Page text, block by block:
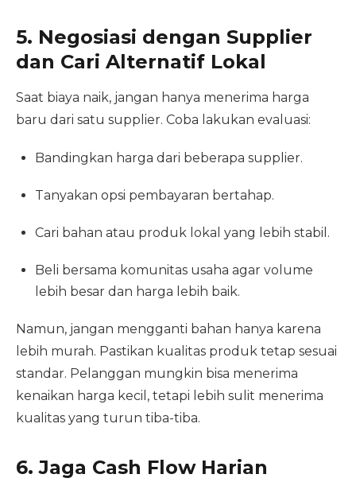
5. Negosiasi dengan Supplier
dan Cari Alternatif Lokal
Saat biaya naik, jangan hanya menerima harga
baru dari satu supplier. Coba lakukan evaluasi:
Bandingkan harga dari beberapa supplier.
Tanyakan opsi pembayaran bertahap.
Cari bahan atau produk lokal yang lebih stabil.
Beli bersama komunitas usaha agar volume
lebih besar dan harga lebih baik.
Namun, jangan mengganti bahan hanya karena
lebih murah. Pastikan kualitas produk tetap sesuai
standar. Pelanggan mungkin bisa menerima
kenaikan harga kecil, tetapi lebih sulit menerima
kualitas yang turun tiba-tiba.
6. Jaga Cash Flow Harian